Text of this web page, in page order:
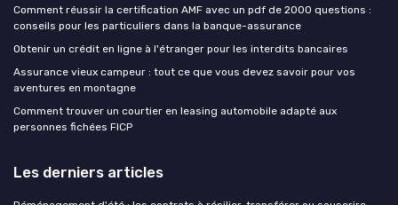
Comment réussir la certification AMF avec un pdf de 2000 questions :
conseils pour les particuliers dans la banque-assurance
Obtenir un crédit en ligne à l'étranger pour les interdits bancaires
Assurance vieux campeur : tout ce que vous devez savoir pour vos
aventures en montagne
Comment trouver un courtier en leasing automobile adapté aux
personnes fichées FICP
Les derniers articles